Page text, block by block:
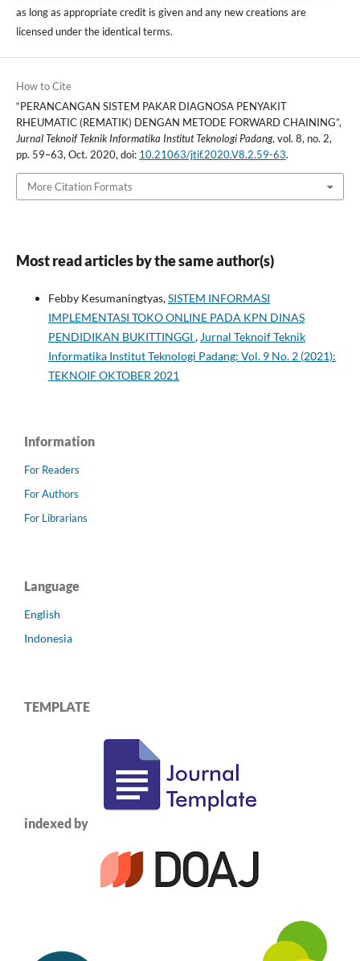
as long as appropriate credit is given and any new creations are
licensed under the identical terms.
How to Cite
“PERANCANGAN SISTEM PAKAR DIAGNOSA PENYAKIT
RHEUMATIC (REMATIK) DENGAN METODE FORWARD CHAINING”,
Jurnal Teknoif Teknik Informatika Institut Teknologi Padang, vol. 8, no. 2,
pp. 59–63, Oct. 2020, doi: 10.21063/jtif.2020.V8.2.59-63.
More Citation Formats
Most read articles by the same author(s)
Febby Kesumaningtyas,SISTEM INFORMASI
IMPLEMENTASI TOKO ONLINE PADA KPN DINAS
PENDIDIKAN BUKITTINGGI ,Jurnal Teknoif Teknik
Informatika Institut Teknologi Padang: Vol. 9 No. 2 (2021):
TEKNOIF OKTOBER 2021
Information
For Readers
For Authors
For Librarians
Language
English
Indonesia
TEMPLATE
indexed by